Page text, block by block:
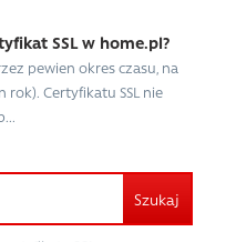
SSL w home.pl?
pewien okres czasu, na
Certyfikatu SSL nie
Szukaj